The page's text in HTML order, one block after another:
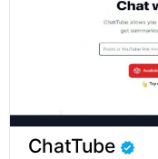
ChatTube